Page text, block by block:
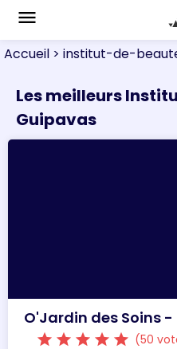
menu
Accueil > institut-de-
Les meilleurs
Guipavas
O'Jardin des Soins -
star star star star star (50